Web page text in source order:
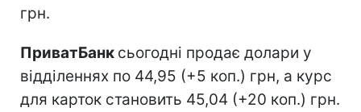
грн.
ПриватБанк сьогодні продає долари у
відділеннях по 44,95 (+5 коп.) грн, а курс
для карток становить 45,04 (+20 коп.) грн.